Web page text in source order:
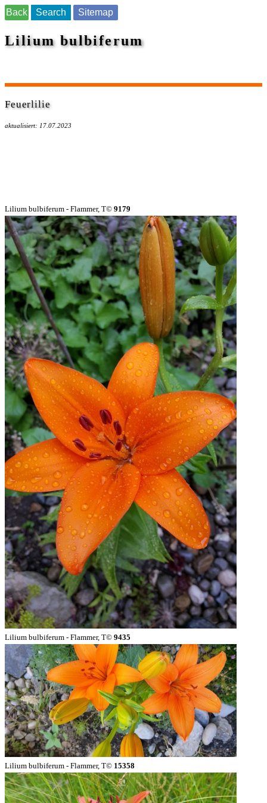
Back Search Sitemap
Lilium bulbiferum
Feuerlilie
aktualisiert: 17.07.2023
Lilium bulbiferum - Flammer, T© 9179
Lilium bulbiferum - Flammer, T© 9435
Lilium bulbiferum - Flammer, T© 15358